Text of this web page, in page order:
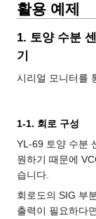
활용 예제
1. 토양 수분
기
시리얼 모니터를
1-1. 회로 구성
YL-69 토양 수분
원하기 때문에
습니다.
회로도의 SIG 부
출력이 필요하다